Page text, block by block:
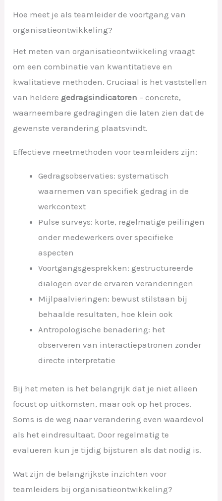
Hoe meet je als teamleider de voortgang van
organisatieontwikkeling?
Het meten van organisatieontwikkeling vraagt
om een combinatie van kwantitatieve en
kwalitatieve methoden. Cruciaal is het vaststellen
van heldere gedragsindicatoren – concrete,
waarneembare gedragingen die laten zien dat de
gewenste verandering plaatsvindt.
Effectieve meetmethoden voor teamleiders zijn:
Gedragsobservaties: systematisch
waarnemen van specifiek gedrag in de
werkcontext
Pulse surveys: korte, regelmatige peilingen
onder medewerkers over specifieke
aspecten
Voortgangsgesprekken: gestructureerde
dialogen over de ervaren veranderingen
Mijlpaalvieringen: bewust stilstaan bij
behaalde resultaten, hoe klein ook
Antropologische benadering: het
observeren van interactiepatronen zonder
directe interpretatie
Bij het meten is het belangrijk dat je niet alleen
focust op uitkomsten, maar ook op het proces.
Soms is de weg naar verandering even waardevol
als het eindresultaat. Door regelmatig te
evalueren kun je tijdig bijsturen als dat nodig is.
Wat zijn de belangrijkste inzichten voor
teamleiders bij organisatieontwikkeling?